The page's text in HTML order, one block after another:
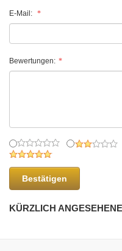
E-Mail:
Bewertungen:
Bestätigen
KÜRZLICH